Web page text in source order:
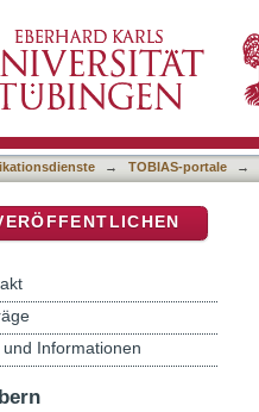
→ TOBIAS-portale →
und Informationen